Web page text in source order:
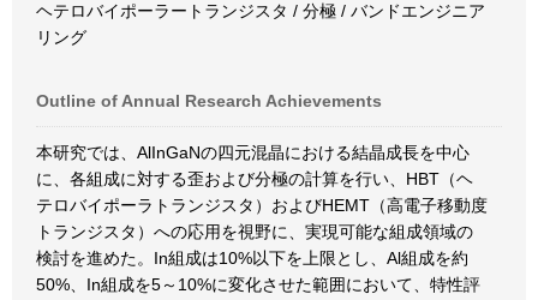
ヘテロバイポーラートランジスタ / 分極 / バンドエンジニア
リング
Outline of Annual Research Achievements
本研究では、AlInGaNの四元混晶における結晶成長を中心
に、各組成に対する歪および分極の計算を行い、HBT（ヘ
テロバイポーラトランジスタ）およびHEMT（高電子移動度
トランジスタ）への応用を視野に、実現可能な組成領域の
検討を進めた。In組成は10%以下を上限とし、Al組成を約
50%、In組成を5～10%に変化させた範囲において、特性評